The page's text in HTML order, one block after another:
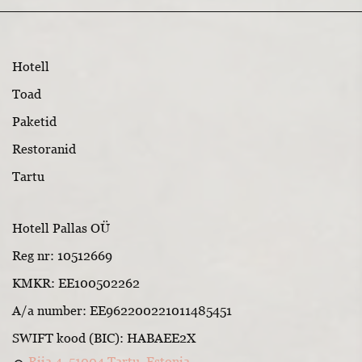
Hotell
Toad
Paketid
Restoranid
Tartu
Hotell Pallas OÜ
Reg nr: 10512669
KMKR: EE100502262
A/a number: EE962200221011485451
SWIFT kood (BIC): HABAEE2X